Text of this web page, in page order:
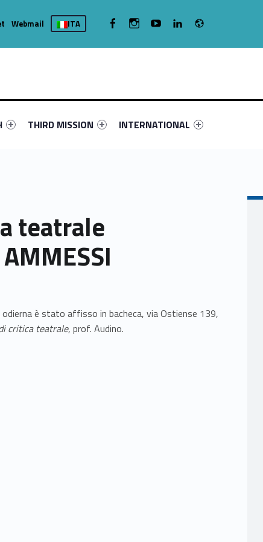
43272-4
#link-menu-primary-46259-16
Link identifier #link-menu-primary-24700-19
THIRD MISSION
Link identifier #link-menu-primary-
INTERNATIONAL
Webmail ITA WebMan on FacebookWebMan on InstagramWebMan on YoutubeWebMan on Linkedin
teatrale
è stato affisso in bacheca, via Ostiense 139,
critica teatrale, prof. Audino.